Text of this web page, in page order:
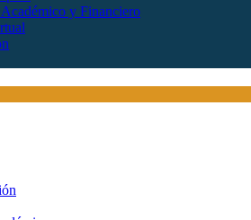
y Financiero